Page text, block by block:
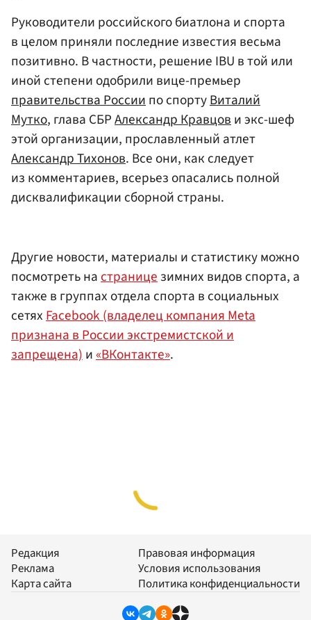
Руководители российского биатлона и спорта
в целом приняли последние известия весьма
позитивно. В частности, решение IBU в той или
иной степени одобрили вице-премьер
правительства Россиипо спортуВиталий
Мутко, глава СБРАлександр Кравцови экс-шеф
этой организации, прославленный атлет
Александр Тихонов. Все они, как следует
из комментариев, всерьез опасались полной
дисквалификации сборной страны.
Другие новости, материалы и статистику можно
посмотреть на странице зимних видов спорта, а
также в группах отдела спорта в социальных
сетях Facebook (владелец компания Meta
признана в России экстремистской и
запрещена) и«ВКонтакте».
Редакция
Реклама
Карта сайта
Правовая информация
Условия использования
Политика конфиденциальности